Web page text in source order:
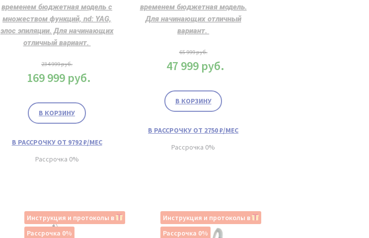
временем бюджетная модель с
множеством функций, nd: YAG,
элос эпиляции. Для начинающих
отличный вариант.
234 999руб.
169 999 руб.
В КОРЗИНУ
В РАССРОЧКУ ОТ 9792 ₽/МЕС
Рассрочка 0%
временем бюджетная модель.
Для начинающих отличный
вариант.
65 999руб.
47 999 руб.
В КОРЗИНУ
В РАССРОЧКУ ОТ 2750 ₽/МЕС
Рассрочка 0%
Инструкция и протоколы в
Рассрочка 0%
Инструкция и протоколы в
Рассрочка 0%